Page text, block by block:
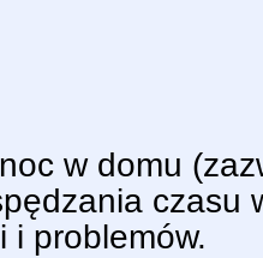
w domu
czasu
i problemów.